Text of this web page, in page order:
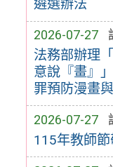
遴選辦法
2026-07-27
法務部辦理
意說『畫』
罪預防漫畫
2026-07-27
115年教師